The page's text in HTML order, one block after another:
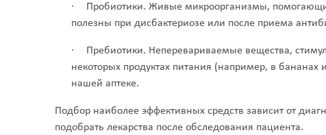
·
Пробиотики. Живые микроорганизмы,
полезны при дисбактериозе или после приема
·
Пребиотики. Неперевариваемые вещества,
некоторых продуктах питания (например, в
нашей аптеке.
Подбор наиболее эффективных средств зависит от
подобрать лекарства после обследования пациента.